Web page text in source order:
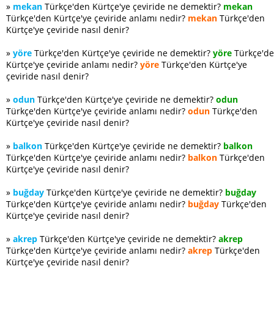
» mekan Türkçe'den Kürtçe'ye çeviride ne demektir? mekan
Türkçe'den Kürtçe'ye çeviride anlamı nedir? mekan Türkçe'den
Kürtçe'ye çeviride nasıl denir?
» yöre Türkçe'den Kürtçe'ye çeviride ne demektir? yöre
Kürtçe'ye çeviride anlamı nedir? yöre Türkçe'den Kürtçe'ye
çeviride nasıl denir?
» odun Türkçe'den Kürtçe'ye çeviride ne demektir? odun
Türkçe'den Kürtçe'ye çeviride anlamı nedir? odun Türkçe'den
Kürtçe'ye çeviride nasıl denir?
» balkon Türkçe'den Kürtçe'ye çeviride ne demektir? balkon
Türkçe'den Kürtçe'ye çeviride anlamı nedir? balkon Türkçe'den
Kürtçe'ye çeviride nasıl denir?
» buğday Türkçe'den Kürtçe'ye çeviride ne demektir? buğday
Türkçe'den Kürtçe'ye çeviride anlamı nedir? buğday Türkçe'den
Kürtçe'ye çeviride nasıl denir?
» akrep Türkçe'den Kürtçe'ye çeviride ne demektir? akrep
Türkçe'den Kürtçe'ye çeviride anlamı nedir? akrep Türkçe'den
Kürtçe'ye çeviride nasıl denir?